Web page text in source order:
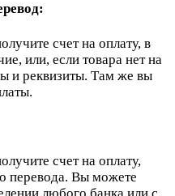
счет на оплату, в
или, если товара нет на
и реквизиты. Там же вы
счет на оплату,
перевода. Вы можете